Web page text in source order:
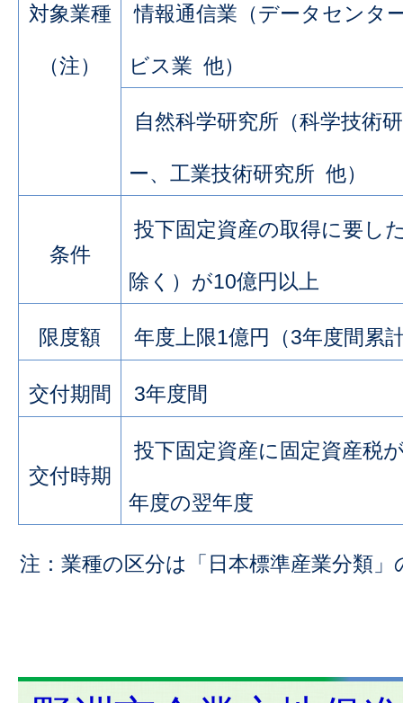
対象業種
（注）
情報通信業（データセンタ
ビス業 他）
自然科学研究所（科学技術
ー、工業技術研究所 他）
条件
投下固定資産の取得に要し
除く）が10億円以上
限度額 年度上限1億円（3年度間累
交付期間 3年度間
交付時期
投下固定資産に固定資産税
年度の翌年度
注：業種の区分は「日本標準産業分類